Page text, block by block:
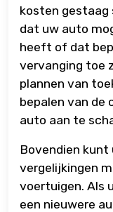
kosten gestaag
dat uw auto
heeft of dat
vervanging toe
plannen van
bepalen van de
auto aan te
Bovendien kunt
vergelijkingen
voertuigen. Als
een nieuwere